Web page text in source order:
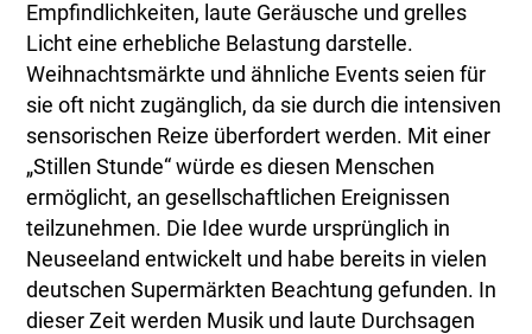
Empfindlichkeiten, laute Geräusche und grelles
Licht eine erhebliche Belastung darstelle.
Weihnachtsmärkte und ähnliche Events seien für
sie oft nicht zugänglich, da sie durch die intensiven
sensorischen Reize überfordert werden. Mit einer
„Stillen Stunde“ würde es diesen Menschen
ermöglicht, an gesellschaftlichen Ereignissen
teilzunehmen. Die Idee wurde ursprünglich in
Neuseeland entwickelt und habe bereits in vielen
deutschen Supermärkten Beachtung gefunden. In
dieser Zeit werden Musik und laute Durchsagen